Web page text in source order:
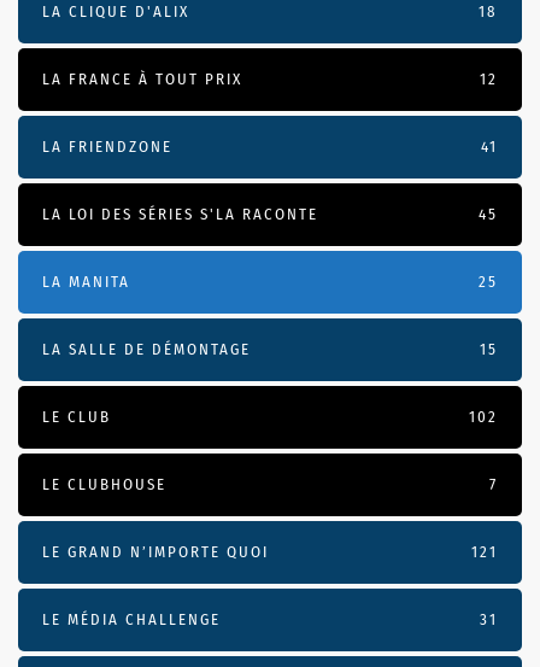
LA CLIQUE D'ALIX 18
LA FRANCE À TOUT PRIX 12
LA FRIENDZONE 41
LA LOI DES SÉRIES S'LA RACONTE 45
LA MANITA 25
LA SALLE DE DÉMONTAGE 15
LE CLUB 102
LE CLUBHOUSE 7
LE GRAND N’IMPORTE QUOI 121
LE MÉDIA CHALLENGE 31